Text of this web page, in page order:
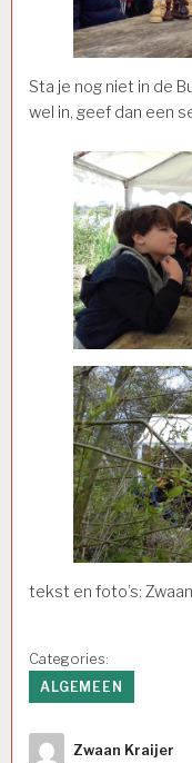
Sta je nog niet in de
wel in, geef dan een
tekst en foto’s:
Categories:
ALGEMEEN
Author
Zwaan Kraijer